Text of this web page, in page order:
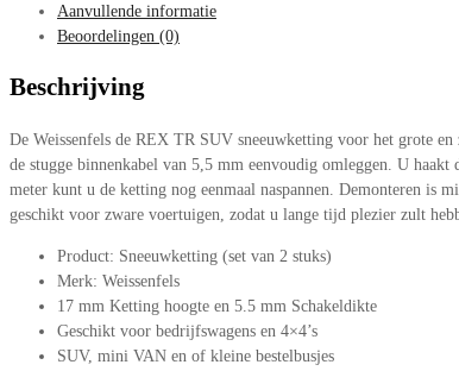
Aanvullende informatie
Beoordelingen (0)
Beschrijving
De Weissenfels de REX TR SUV sneeuwketting voor het grote
de stugge binnenkabel van 5,5 mm eenvoudig omleggen. U
meter kunt u de ketting nog eenmaal naspannen. Demonteren is
geschikt voor zware voertuigen, zodat u lange tijd plezier zult
Product: Sneeuwketting (set van 2 stuks)
Merk: Weissenfels
17 mm Ketting hoogte en 5.5 mm Schakeldikte
Geschikt voor bedrijfswagens en 4×4’s
SUV, mini VAN en of kleine bestelbusjes